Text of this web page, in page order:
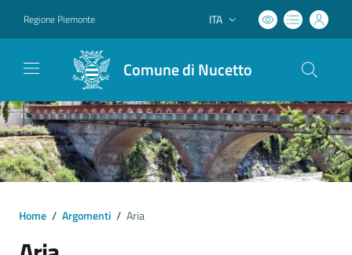
Regione Piemonte Lingua attiva:
ITA
Comune di Nucetto
Home / Argomenti / Aria